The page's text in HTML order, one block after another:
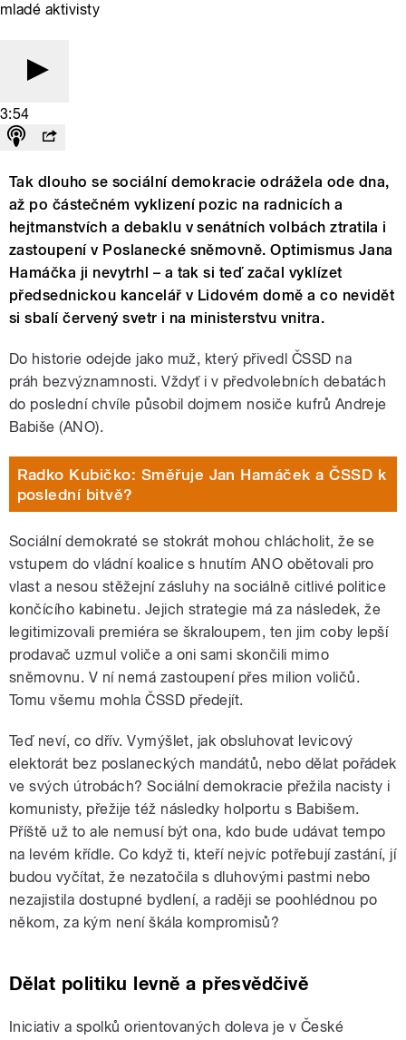
mladé aktivisty
3:54
Tak dlouho se sociální demokracie odrážela ode dna,
až po částečném vyklizení pozic na radnicích a
hejtmanstvích a debaklu v senátních volbách ztratila i
zastoupení v Poslanecké sněmovně. Optimismus Jana
Hamáčka ji nevytrhl – a tak si teď začal vyklízet
předsednickou kancelář v Lidovém domě a co nevidět
si sbalí červený svetr i na ministerstvu vnitra.
Do historie odejde jako muž, který přivedl ČSSD na
práh bezvýznamnosti. Vždyť i v předvolebních debatách
do poslední chvíle působil dojmem nosiče kufrů Andreje
Babiše (ANO).
Radko Kubičko: Směřuje Jan Hamáček a ČSSD k
poslední bitvě?
Sociální demokraté se stokrát mohou chlácholit, že se
vstupem do vládní koalice s hnutím ANO obětovali pro
vlast a nesou stěžejní zásluhy na sociálně citlivé politice
končícího kabinetu. Jejich strategie má za následek, že
legitimizovali premiéra se škraloupem, ten jim coby lepší
prodavač uzmul voliče a oni sami skončili mimo
sněmovnu. V ní nemá zastoupení přes milion voličů.
Tomu všemu mohla ČSSD předejít.
Teď neví, co dřív. Vymýšlet, jak obsluhovat levicový
elektorát bez poslaneckých mandátů, nebo dělat pořádek
ve svých útrobách? Sociální demokracie přežila nacisty i
komunisty, přežije též následky holportu s Babišem.
Příště už to ale nemusí být ona, kdo bude udávat tempo
na levém křídle. Co když ti, kteří nejvíc potřebují zastání, jí
budou vyčítat, že nezatočila s dluhovými pastmi nebo
nezajistila dostupné bydlení, a raději se poohlédnou po
někom, za kým není škála kompromisů?
Dělat politiku levně a přesvědčivě
Iniciativ a spolků orientovaných doleva je v České